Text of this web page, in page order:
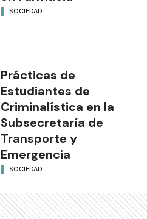
SOCIEDAD
Prácticas de
Estudiantes de
Criminalística en la
Subsecretaría de
Transporte y
Emergencia
SOCIEDAD